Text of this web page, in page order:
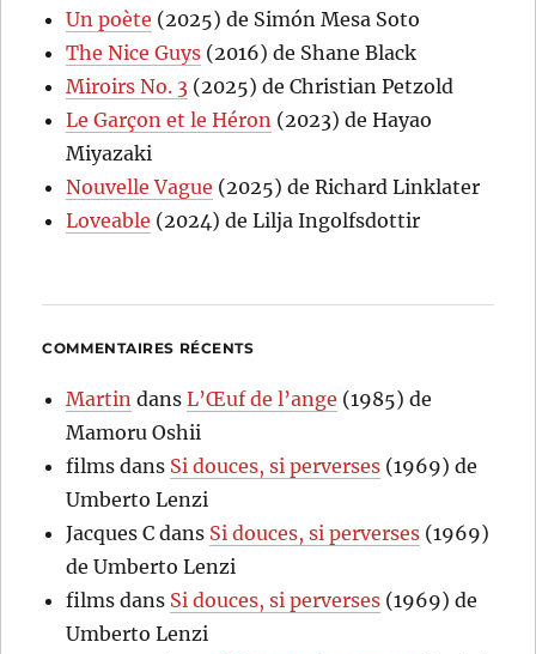
Un poète (2025) de Simón Mesa Soto
The Nice Guys (2016) de Shane Black
Miroirs No. 3 (2025) de Christian Petzold
Le Garçon et le Héron (2023) de Hayao
Miyazaki
Nouvelle Vague (2025) de Richard Linklater
Loveable (2024) de Lilja Ingolfsdottir
COMMENTAIRES RÉCENTS
Martin dansL’Œuf de l’ange (1985) de
Mamoru Oshii
films dans Si douces, si perverses (1969) de
Umberto Lenzi
Jacques C dans Si douces, si perverses (1969)
de Umberto Lenzi
films dans Si douces, si perverses (1969) de
Umberto Lenzi